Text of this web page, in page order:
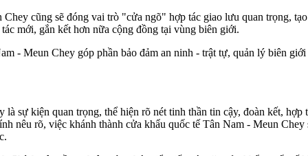
cũng sẽ đóng vai trò "cửa ngõ" hợp tác giao lưu quan trọng,
mới, gắn kết hơn nữa cộng đồng tại vùng biên giới.
- Meun Chey góp phần bảo đảm an ninh - trật tự, quản lý biên
là sự kiện quan trọng, thể hiện rõ nét tinh thần tin cậy, đoàn kết,
nêu rõ, việc khánh thành cửa khẩu quốc tế Tân Nam - Meun